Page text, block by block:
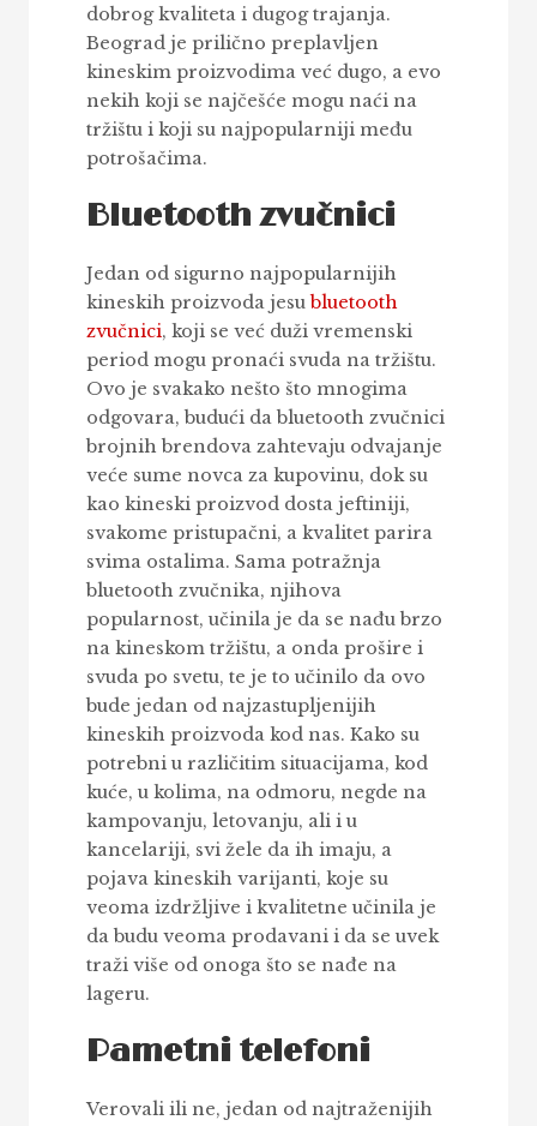
dobrog kvaliteta i dugog trajanja.
Beograd je prilično preplavljen
kineskim proizvodima već dugo, a evo
nekih koji se najčešće mogu naći na
tržištu i koji su najpopularniji među
potrošačima.
Bluetooth zvučnici
Jedan od sigurno najpopularnijih
kineskih proizvoda jesubluetooth
zvučnici, koji se već duži vremenski
period mogu pronaći svuda na tržištu.
Ovo je svakako nešto što mnogima
odgovara, budući da bluetooth zvučnici
brojnih brendova zahtevaju odvajanje
veće sume novca za kupovinu, dok su
kao kineski proizvod dosta jeftiniji,
svakome pristupačni, a kvalitet parira
svima ostalima. Sama potražnja
bluetooth zvučnika, njihova
popularnost, učinila je da se nađu brzo
na kineskom tržištu, a onda prošire i
svuda po svetu, te je to učinilo da ovo
bude jedan od najzastupljenijih
kineskih proizvoda kod nas. Kako su
potrebni u različitim situacijama, kod
kuće, u kolima, na odmoru, negde na
kampovanju, letovanju, ali i u
kancelariji, svi žele da ih imaju, a
pojava kineskih varijanti, koje su
veoma izdržljive i kvalitetne učinila je
da budu veoma prodavani i da se uvek
traži više od onoga što se nađe na
lageru.
Pametni telefoni
Verovali ili ne, jedan od najtraženijih